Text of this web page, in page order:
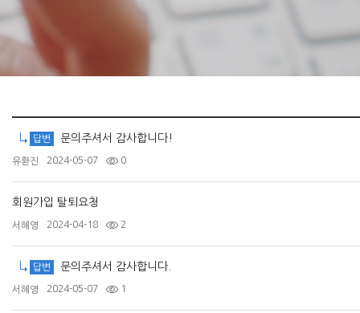
답변 문의주셔서 감사합니다!
유환진 2024-05-07 0
회원가입 탈퇴요청
서혜영 2024-04-18 2
답변 문의주셔서 감사합니다.
서혜영 2024-05-07 1